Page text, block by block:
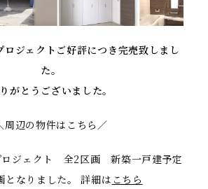
ジェクトご好評につき完売致しまし
た。
がとうございました。
周辺の物件はこちら／
ジェクト 全2区画 新築一戸建予定
となりました。 詳細は こちら